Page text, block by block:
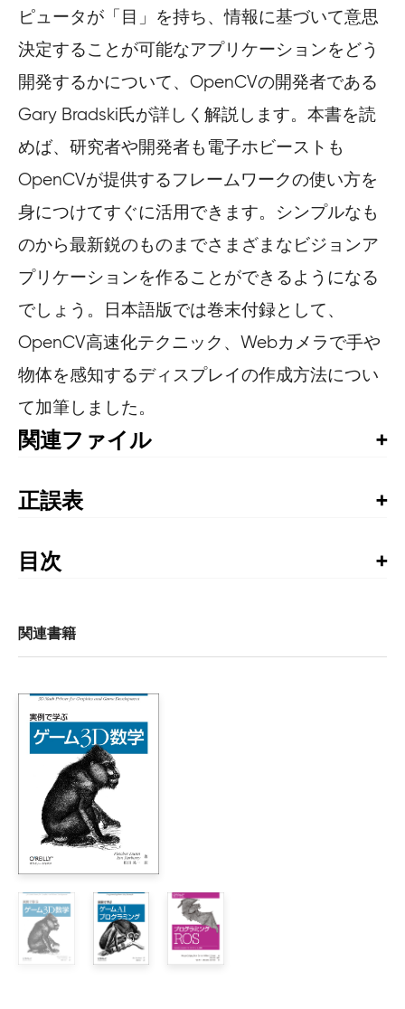
ピュータが「目」を持ち、情報に基づいて意思
決定することが可能なアプリケーションをどう
開発するかについて、OpenCVの開発者である
Gary Bradski氏が詳しく解説します。本書を読
めば、研究者や開発者も電子ホビーストも
OpenCVが提供するフレームワークの使い方を
身につけてすぐに活用できます。シンプルなも
のから最新鋭のものまでさまざまなビジョンア
プリケーションを作ることができるようになる
でしょう。日本語版では巻末付録として、
OpenCV高速化テクニック、Webカメラで手や
物体を感知するディスプレイの作成方法につい
て加筆しました。
関連ファイル
正誤表
います。お手持ちの書籍では、すでに修正が施されてい
る場合がありますので、書籍最終ページの奥付でお手持
正誤表 - 2009年10月掲載（2刷以降は修正済み）
【正】 デジタルスチルカメラ
■P.2 L.1（下から）
【誤】 決定は、「このシーンに ... 」
【正】 決定したいことは、「このシーンに ... 」
■P.3 L.6（下から）
【誤】 マシンビジョンシステムでは
【正】 機械によるビジョンシステムでは
■P.12 L.10（下から）
【正】 Machine Learning
■P.14 L.3
【誤】 ML
【正】 MLL
目次
まえがき
1章　概要
    1.2　OpenCVを使うのはだれか？
    1.3　コンピュータビジョンとは何か？
    1.4　OpenCVの起源
        1.4.1　IPPでOpenCVを高速化する
        1.4.2　OpenCVの所有者はだれか？
    1.5　OpenCVをダウンロード、インストールする
        1.5.1　インストール
    1.6　CVSから最新のOpenCVを入手する
        1.7.1　HTMLで利用できるドキュメント
        1.7.2　Wiki上のドキュメント
    1.8　OpenCVの構造と内容
関連書籍